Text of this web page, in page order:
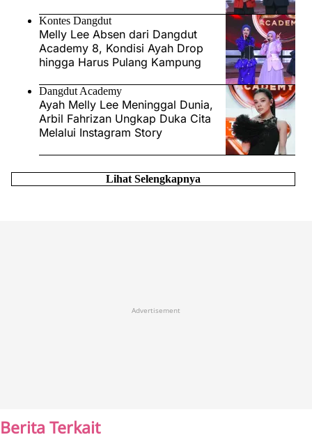
Kontes Dangdut
Melly Lee Absen dari Dangdut
Academy 8, Kondisi Ayah Drop
hingga Harus Pulang Kampung
Dangdut Academy
Ayah Melly Lee Meninggal Dunia,
Arbil Fahrizan Ungkap Duka Cita
Melalui Instagram Story
Lihat Selengkapnya
Advertisement
Berita Terkait